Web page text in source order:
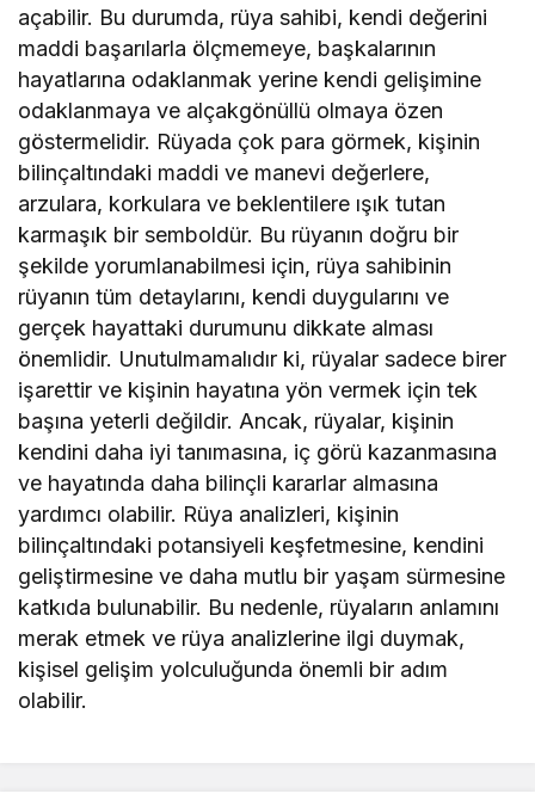
açabilir. Bu durumda, rüya sahibi, kendi değerini
maddi başarılarla ölçmemeye, başkalarının
hayatlarına odaklanmak yerine kendi gelişimine
odaklanmaya ve alçakgönüllü olmaya özen
göstermelidir. Rüyada çok para görmek, kişinin
bilinçaltındaki maddi ve manevi değerlere,
arzulara, korkulara ve beklentilere ışık tutan
karmaşık bir semboldür. Bu rüyanın doğru bir
şekilde yorumlanabilmesi için, rüya sahibinin
rüyanın tüm detaylarını, kendi duygularını ve
gerçek hayattaki durumunu dikkate alması
önemlidir. Unutulmamalıdır ki, rüyalar sadece birer
işarettir ve kişinin hayatına yön vermek için tek
başına yeterli değildir. Ancak, rüyalar, kişinin
kendini daha iyi tanımasına, iç görü kazanmasına
ve hayatında daha bilinçli kararlar almasına
yardımcı olabilir. Rüya analizleri, kişinin
bilinçaltındaki potansiyeli keşfetmesine, kendini
geliştirmesine ve daha mutlu bir yaşam sürmesine
katkıda bulunabilir. Bu nedenle, rüyaların anlamını
merak etmek ve rüya analizlerine ilgi duymak,
kişisel gelişim yolculuğunda önemli bir adım
olabilir.